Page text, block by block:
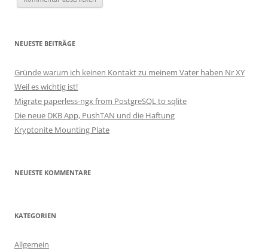
NEUESTE BEITRÄGE
Gründe warum ich keinen Kontakt zu meinem Vater haben Nr XY
Weil es wichtig ist!
Migrate paperless-ngx from PostgreSQL to sqlite
Die neue DKB App, PushTAN und die Haftung
Kryptonite Mounting Plate
NEUESTE KOMMENTARE
KATEGORIEN
Allgemein